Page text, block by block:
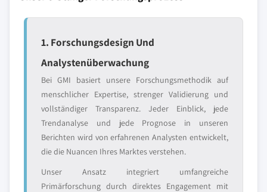
1. Forschungsdesign Und
Analystenüberwachung
Bei GMI basiert unsere Forschungsmethodik auf
menschlicher Expertise, strenger Validierung und
vollständiger Transparenz. Jeder Einblick, jede
Trendanalyse und jede Prognose in unseren
Berichten wird von erfahrenen Analysten entwickelt,
die die Nuancen Ihres Marktes verstehen.
Unser Ansatz integriert umfangreiche
Primärforschung durch direktes Engagement mit